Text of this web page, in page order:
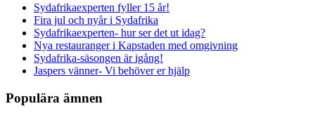
Sydafrikaexperten fyller 15 år!
Fira jul och nyår i Sydafrika
Sydafrikaexperten- hur ser det ut idag?
Nya restauranger i Kapstaden med omgivning
Sydafrika-säsongen är igång!
Jaspers vänner- Vi behöver er hjälp
Populära ämnen